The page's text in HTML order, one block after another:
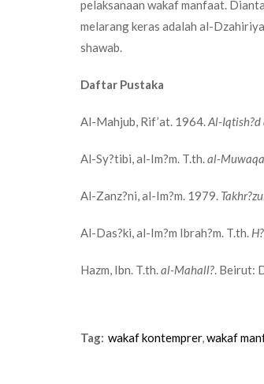
pelaksanaan wakaf manfaat.
melarang keras adalah al-
shawab.
Daftar Pustaka
Al-Mahjub, Rif’at. 1964.Al-Iqtish?d
Al-Sy?tibi, al-Im?m. T.th.al-
Al-Zanz?ni, al-Im?m. 1979.
Al-Das?ki, al-Im?m Ibrah?m. T.th.
Hazm, Ibn. T.th.al-Mahall?. Beirut:
Tag: wakaf kontemprer,wakaf